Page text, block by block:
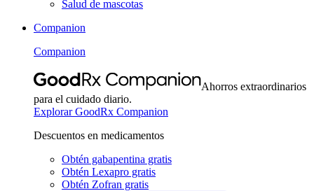
Salud de mascotas
Companion
Companion
Ahorros extraordinarios
para el cuidado diario.
Explorar GoodRx Companion
Descuentos en medicamentos
Obtén gabapentina gratis
Obtén Lexapro gratis
Obtén Zofran gratis